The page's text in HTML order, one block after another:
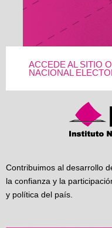
ACCEDE AL SITIO
NACIONAL
Contribuimos al desarrollo
la confianza y la
y política del país.